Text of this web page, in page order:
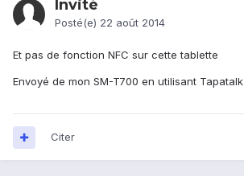
Invité
Posté(e) 22 août 2014
Et pas de fonction NFC sur cette tablette
Envoyé de mon SM-T700 en utilisant Tapatalk
Citer